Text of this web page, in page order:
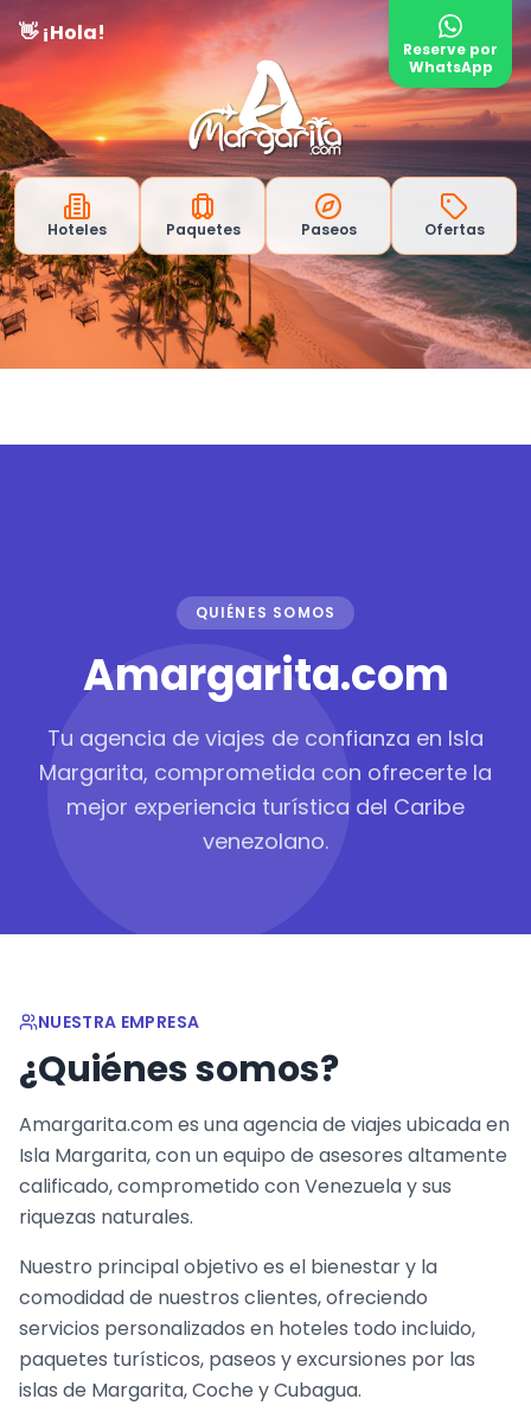
👋 ¡Hola!
Hoteles Paquetes Paseos Ofertas
QUIÉNES SOMOS
Amargarita.com
Tu agencia de viajes de confianza en Isla
Margarita, comprometida con ofrecerte la
mejor experiencia turística del Caribe
venezolano.
NUESTRA EMPRESA
¿Quiénes somos?
Amargarita.com es una agencia de viajes ubicada en
Isla Margarita, con un equipo de asesores altamente
calificado, comprometido con Venezuela y sus
riquezas naturales.
Nuestro principal objetivo es el bienestar y la
comodidad de nuestros clientes, ofreciendo
servicios personalizados en hoteles todo incluido,
paquetes turísticos, paseos y excursiones por las
islas de Margarita, Coche y Cubagua.
Reserve por
WhatsApp